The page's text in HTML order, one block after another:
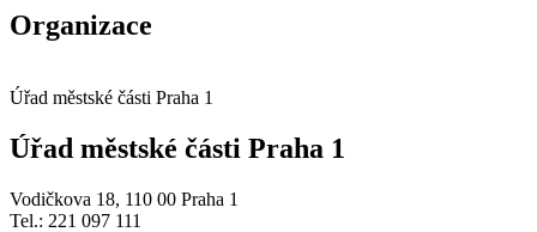
Organizace
Úřad městské části Praha 1
Úřad městské části Praha 1
Vodičkova 18, 110 00 Praha 1
Tel.: 221 097 111